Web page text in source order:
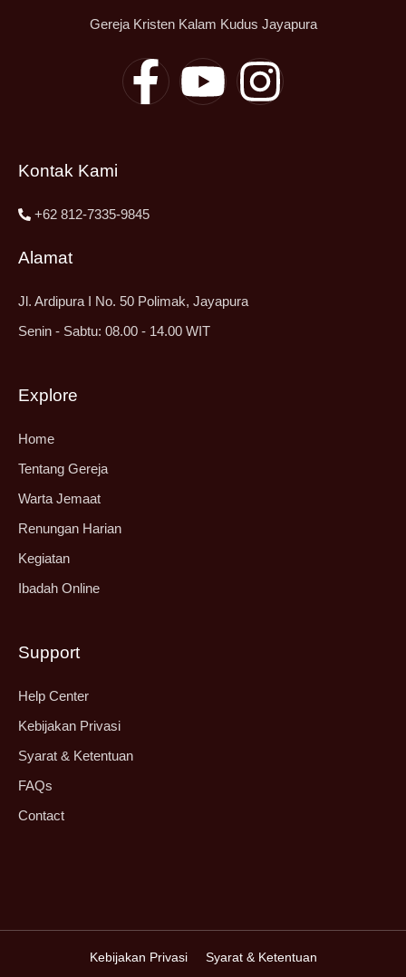
Gereja Kristen Kalam Kudus Jayapura
Kontak Kami
+62 812-7335-9845
Alamat
Jl. Ardipura I No. 50 Polimak, Jayapura
Senin - Sabtu: 08.00 - 14.00 WIT
Explore
Home
Tentang Gereja
Warta Jemaat
Renungan Harian
Kegiatan
Ibadah Online
Support
Help Center
Kebijakan Privasi
Syarat & Ketentuan
FAQs
Contact
Kebijakan Privasi Syarat & Ketentuan